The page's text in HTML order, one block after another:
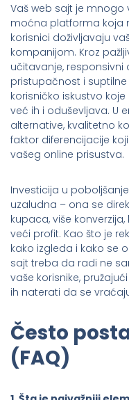
Vaš web sajt je mnogo
moćna platforma koja
korisnici doživljavaju
kompanijom. Kroz
učitavanje, responsivni
pristupačnost i
korisničko iskustvo
već ih i oduševljava. U
alternative, kvalitetno
faktor diferencijacije
vašeg online prisustva.
Investicija u
uzaludna – ona se
kupaca, više
veći profit. Kao što je
kako izgleda i kako se
sajt treba da radi ne
vaše korisnike,
ih naterati da se
Često
(FAQ)